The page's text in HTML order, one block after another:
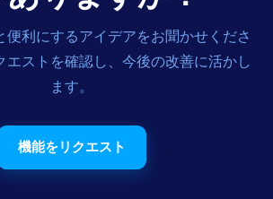
便利にするアイデアをお聞かせくださ
エストを確認し、今後の改善に活かし
ます。
機能をリクエスト